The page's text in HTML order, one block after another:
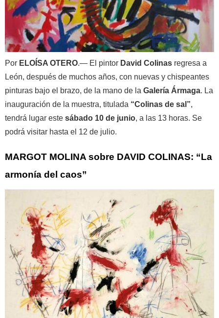
Por ELOÍSA OTERO.— El pintor David Colinas regresa a
León, después de muchos años, con nuevas y chispeantes
pinturas bajo el brazo, de la mano de la Galería Ármaga. La
inauguración de la muestra, titulada “Colinas de sal”,
tendrá lugar este sábado 10 de junio, a las 13 horas. Se
podrá visitar hasta el 12 de julio.
MARGOT MOLINA sobre DAVID COLINAS: “La
armonía del caos”